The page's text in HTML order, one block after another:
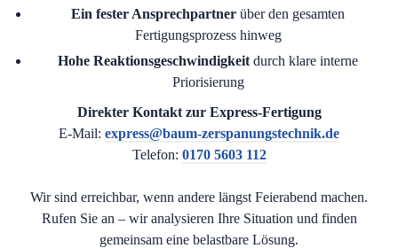
Ein fester Ansprechpartner über den gesamten
Fertigungsprozess hinweg
Hohe Reaktionsgeschwindigkeit durch klare interne
Priorisierung
Direkter Kontakt zur Express-Fertigung
E-Mail: express@baum-zerspanungstechnik.de
Telefon: 0170 5603 112
Wir sind erreichbar, wenn andere längst Feierabend machen.
Rufen Sie an – wir analysieren Ihre Situation und finden
gemeinsam eine belastbare Lösung.